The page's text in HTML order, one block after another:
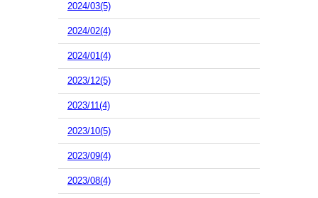
2024/03(5)
2024/02(4)
2024/01(4)
2023/12(5)
2023/11(4)
2023/10(5)
2023/09(4)
2023/08(4)